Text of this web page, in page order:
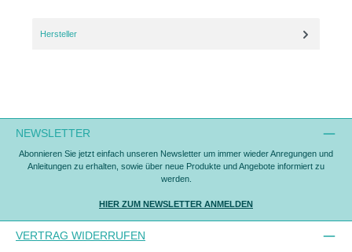
Hersteller
NEWSLETTER
Abonnieren Sie jetzt einfach unseren Newsletter um immer wieder Anregungen und
Anleitungen zu erhalten, sowie über neue Produkte und Angebote informiert zu
werden.
HIER ZUM NEWSLETTER ANMELDEN
VERTRAG WIDERRUFEN